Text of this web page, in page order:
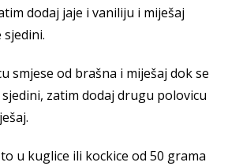
dodaj jaje i vaniliju i miješaj
sjedini.
smjese od brašna i miješaj dok se
zatim dodaj drugu polovicu
u kuglice ili kockice od 50 grama